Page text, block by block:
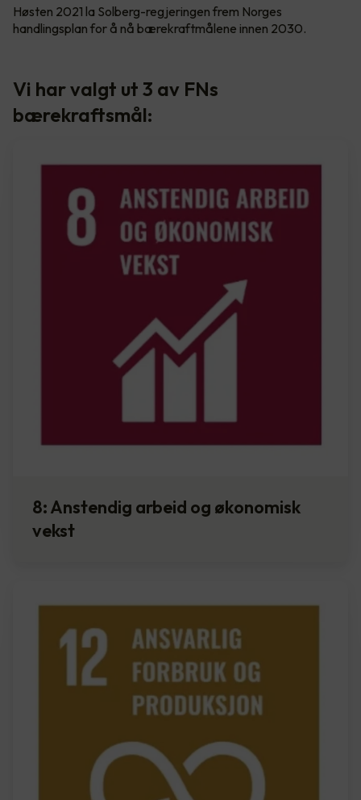
Høsten 2021 la Solberg-regjeringen frem Norges
handlingsplan for å nå bærekraftmålene innen 2030.
Vi har valgt ut 3 av FNs
bærekraftsmål:
8: Anstendig arbeid og økonomisk
vekst